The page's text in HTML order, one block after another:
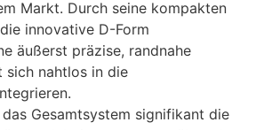
Markt. Durch seine kompakten
innovative D-Form
äußerst präzise, randnahe
sich nahtlos in die
Gesamtsystem signifikant die